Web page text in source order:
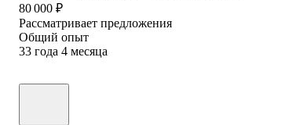
80 000 ₽
Рассматривает предложения
Общий опыт
33 года 4 месяца